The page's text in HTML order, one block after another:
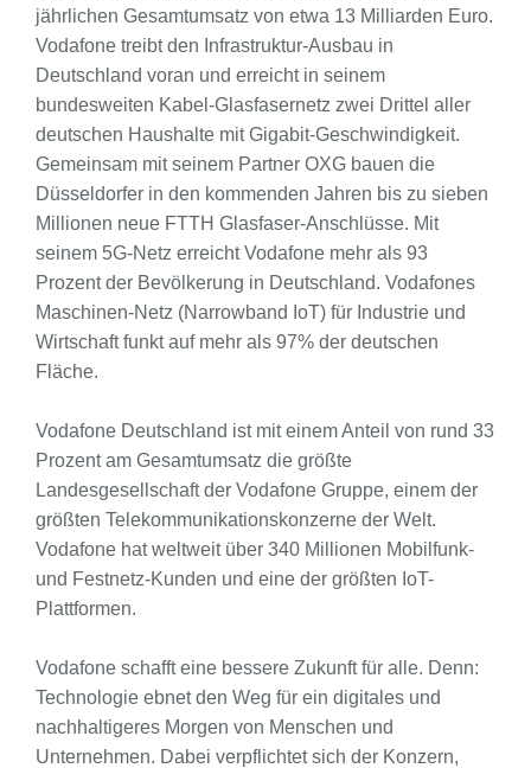
jährlichen Gesamtumsatz von etwa 13 Milliarden Euro.
Vodafone treibt den Infrastruktur-Ausbau in
Deutschland voran und erreicht in seinem
bundesweiten Kabel-Glasfasernetz zwei Drittel aller
deutschen Haushalte mit Gigabit-Geschwindigkeit.
Gemeinsam mit seinem Partner OXG bauen die
Düsseldorfer in den kommenden Jahren bis zu sieben
Millionen neue FTTH Glasfaser-Anschlüsse. Mit
seinem 5G-Netz erreicht Vodafone mehr als 93
Prozent der Bevölkerung in Deutschland. Vodafones
Maschinen-Netz (Narrowband IoT) für Industrie und
Wirtschaft funkt auf mehr als 97% der deutschen
Fläche.
Vodafone Deutschland ist mit einem Anteil von rund 33
Prozent am Gesamtumsatz die größte
Landesgesellschaft der Vodafone Gruppe, einem der
größten Telekommunikationskonzerne der Welt.
Vodafone hat weltweit über 340 Millionen Mobilfunk-
und Festnetz-Kunden und eine der größten IoT-
Plattformen.
Vodafone schafft eine bessere Zukunft für alle. Denn:
Technologie ebnet den Weg für ein digitales und
nachhaltigeres Morgen von Menschen und
Unternehmen. Dabei verpflichtet sich der Konzern,